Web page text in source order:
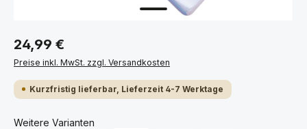
24,99 €
Preise inkl. MwSt. zzgl. Versandkosten
Kurzfristig lieferbar, Lieferzeit 4-7 Werktage
Weitere Varianten